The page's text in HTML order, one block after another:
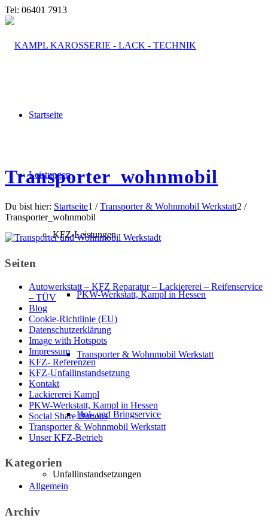
Tel: 06401 7913
Startseite
Leistungen
KFZ-Leistungen
PKW-Werkstatt, Kampl in Hessen
Transporter & Wohnmobil Werkstatt
Hol- und Bringservice
Unfallinstandsetzungen
Transporter_wohnmobil
Du bist hier: Startseite1 / Transporter & Wohnmobil Werkstatt2 /
Transporter_wohnmobil
Seiten
Autowerkstatt – KFZ Reparatur – Lackiererei – Reifenservice
– TÜV
Blog
Cookie-Richtlinie (EU)
Datenschutzerklärung
Image with Hotspots
Impressum
KFZ- Referenzen
KFZ-Unfallinstandsetzung
Kontakt
Lackiererei Kampl
PKW-Werkstatt, Kampl in Hessen
Social Share Buttons
Transporter & Wohnmobil Werkstatt
Unser KFZ-Betrieb
Kategorien
Allgemein
Archiv